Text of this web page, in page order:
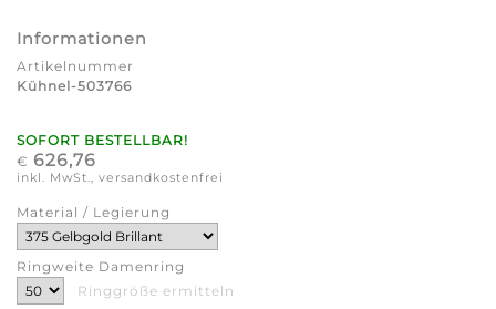
Informationen
Artikelnummer
Kühnel-503766
SOFORT BESTELLBAR!
€ 626,76
inkl. MwSt., versandkostenfrei
Material / Legierung
Ringweite Damenring
Ringgröße ermitteln